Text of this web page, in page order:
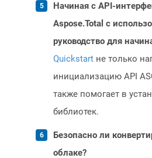
Начиная с API-
Aspose.Total с
руководство для
Quickstart не только
инициализацию API
также помогает в
библиотек.
Безопасно ли
облаке?